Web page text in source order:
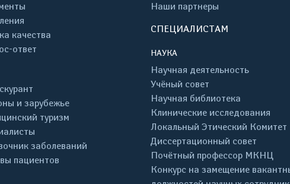
качества
ответ
и зарубежье
туризм
заболеваний
пациентов
Наши партнеры
СПЕЦИАЛИСТАМ
НАУКА
Научная деятельность
Учёный совет
Научная библиотека
Клинические исследования
Локальный Этический Комитет
Диссертационный совет
Почётный профессор МКНЦ
Конкурс на замещение